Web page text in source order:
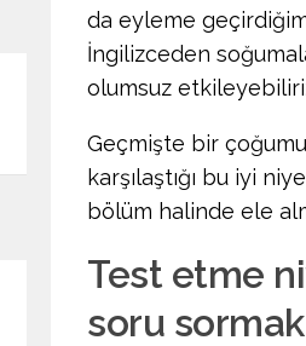
da eyleme
İngilizceden
olumsuz
Geçmişte bir
karşılaştığı bu iyi
bölüm halinde ele
Test etme
soru sormak